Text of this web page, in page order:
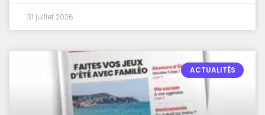
31 juillet 2026
ACTUALITÉS